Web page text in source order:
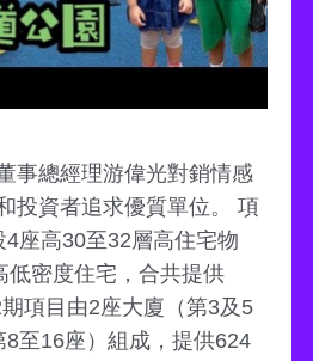
事總經理游偉光對銷情感
投資者追求優質單位。 項
4座高30至32層高住宅物
低密度住宅，合共提供
項目由2座大廈（第3及5
至16座）組成，提供624